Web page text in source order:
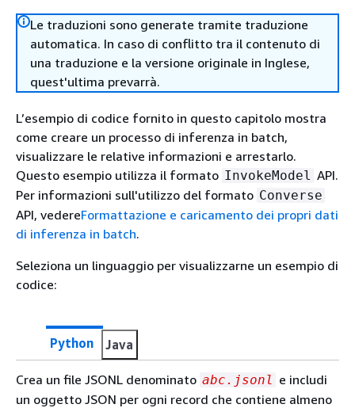
Le traduzioni sono generate tramite traduzione
automatica. In caso di conflitto tra il contenuto di
una traduzione e la versione originale in Inglese,
quest'ultima prevarrà.
L’esempio di codice fornito in questo capitolo mostra
come creare un processo di inferenza in batch,
visualizzare le relative informazioni e arrestarlo.
Questo esempio utilizza il formato InvokeModel API.
Per informazioni sull'utilizzo del formato Converse
API, vedereFormattazione e caricamento dei propri dati
di inferenza in batch.
Seleziona un linguaggio per visualizzarne un esempio di
codice:
Python Java
Crea un file JSONL denominato abc.jsonl e includi
un oggetto JSON per ogni record che contiene almeno